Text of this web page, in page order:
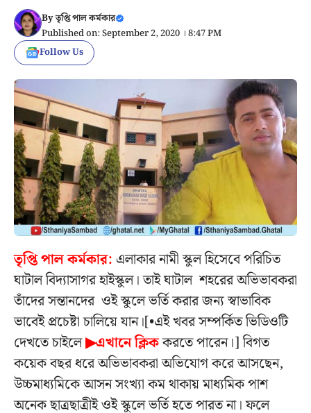
Byতৃপ্তি পাল কর্মকার
Published on: September 2, 2020 । 8:47 PM
Follow Us
তৃপ্তি পাল কর্মকার: এলাকার নামী স্কুল হিসেবে পরিচিত
ঘাটাল বিদ্যাসাগর হাইস্কুল। তাই ঘাটাল শহরের অভিভাবকরা
তাঁদের সন্তানদের ওই স্কুলে ভর্তি করার জন্য স্বাভাবিক
ভাবেই প্রচেষ্টা চালিয়ে যান।[•এই খবর সম্পর্কিত ভিডিওটি
দেখতে চাইলে▶এখানে ক্লিককরতে পারেন।] বিগত
কয়েক বছর ধরে অভিভাবকরা অভিযোগ করে আসছেন,
উচ্চমাধ্যমিকে আসন সংখ্যা কম থাকায় মাধ্যমিক পাশ
অনেক ছাত্রছাত্রীই ওই স্কুলে ভর্তি হতে পারত না। ফলে